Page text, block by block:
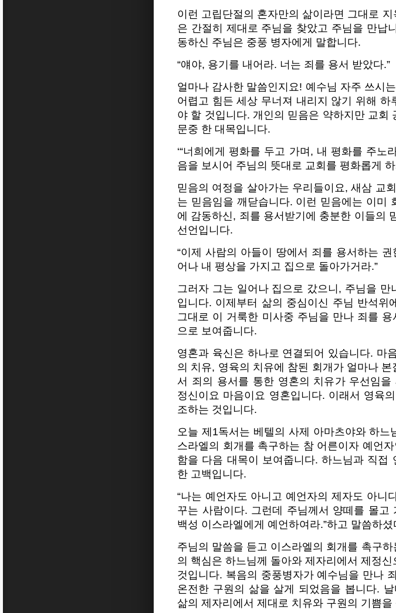
이런 고립단절의 혼자만의 삶이라면 그대로
은 간절히 제대로 주님을 찾았고 주님을 만납
동하신 주님은 중풍 병자에게 말합니다.
“얘야, 용기를 내어라. 너는 죄를 용서 받았다.”
얼마나 감사한 말씀인지요! 예수님 자주 쓰시
어렵고 힘든 세상 무너져 내리지 않기 위해
야 할 것입니다. 개인의 믿음은 약하지만 교회
문중 한 대목입니다.
‘“너희에게 평화를 두고 가며, 내 평화를 주노
음을 보시어 주님의 뜻대로 교회를 평화롭게
믿음의 여정을 살아가는 우리들이요, 새삼 교
는 믿음임을 깨닫습니다. 이런 믿음에는 이미
에 감동하신, 죄를 용서받기에 충분한 이들의
선언입니다.
“이제 사람의 아들이 땅에서 죄를 용서하는
어나 내 평상을 가지고 집으로 돌아가거라.”
그러자 그는 일어나 집으로 갔으니, 주님을
입니다. 이제부터 삶의 중심이신 주님 반석위
그대로 이 거룩한 미사중 주님을 만나 죄를
으로 보여줍니다.
영혼과 육신은 하나로 연결되어 있습니다. 마
의 치유, 영육의 치유에 참된 회개가 얼마나
서 죄의 용서를 통한 영혼의 치유가 우선임
정신이요 마음이요 영혼입니다. 이래서 영육
조하는 것입니다.
오늘 제1독서는 베텔의 사제 아마츠야와 하느
스라엘의 회개를 촉구하는 참 어른이자 예언
함을 다음 대목이 보여줍니다. 하느님과 직접
한 고백입니다.
“나는 예언자도 아니고 예언자의 제자도 아니
꾸는 사람이다. 그런데 주님께서 양떼를 몰고
백성 이스라엘에게 예언하여라.”하고 말씀하
주님의 말씀을 듣고 이스라엘의 회개를 촉구
의 핵심은 하느님께 돌아와 제자리에서 제정
것입니다. 복음의 중풍병자가 예수님을 만나
온전한 구원의 삶을 살게 되었음을 봅니다.
삶의 제자리에서 제대로 치유와 구원의 기쁨을